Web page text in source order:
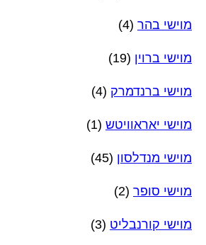
מוישי בהר (4)
מוישי ברוין (19)
מוישי ברנדמרק (4)
מוישי יאראוויטש (1)
מוישי מנדלסון (45)
מוישי סופר (2)
מוישי קורנבליט (3)